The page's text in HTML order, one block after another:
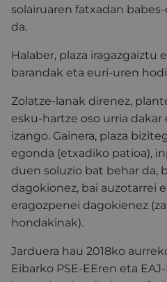
solairuaren fatxadan
da.
Halaber, plaza iragazgaiztu
barandak eta euri-uren
Zolatze-lanak direnez,
esku-hartze oso urria dakar
izango. Gainera, plaza
egonda (etxadiko patioa),
duen soluzio bat behar da,
dagokionez, bai auzotarrei
eragozpenei dagokienez
hondakinak).
Jarduera hau 2018ko
Eibarko PSE-EEren eta